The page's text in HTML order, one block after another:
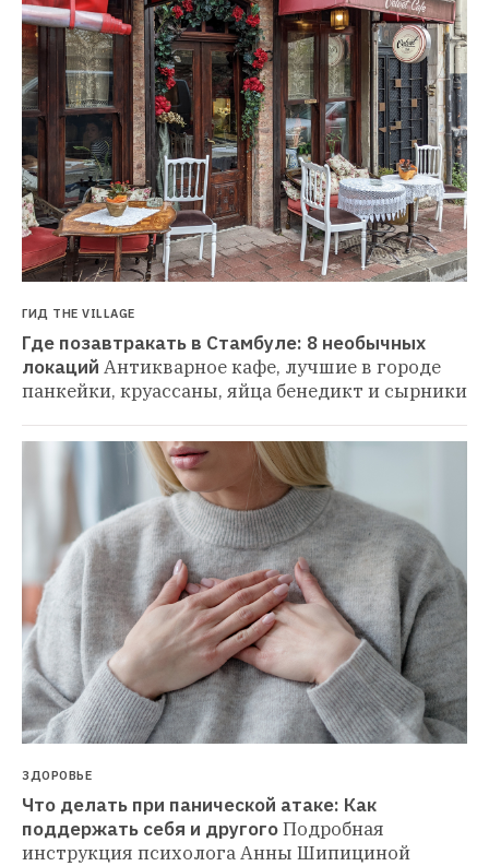
ГИД THE VILLAGE
Где позавтракать в Стамбуле: 8 необычных
локаций Антикварное кафе, лучшие в городе
панкейки, круассаны, яйца бенедикт и сырники
ЗДОРОВЬЕ
Что делать при панической атаке: Как
поддержать себя и другогоПодробная
инструкция психолога Анны Шипициной